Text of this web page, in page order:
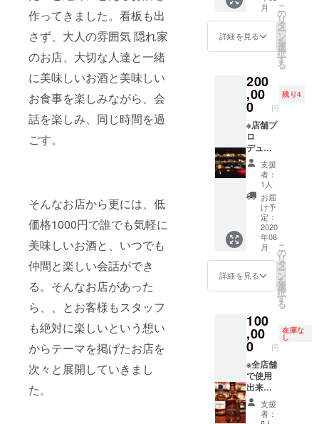
作ってきました。看板も出
さず、大人の雰囲気 隠れ家
のお店、大切な人達と一緒
に美味しいお酒と美味しい
お食事を楽しみながら、会
話を楽しみ、同じ時間を過
ごす。
そんなお店から更には、低
価格1000円で誰でも気軽に
美味しいお酒と、いつでも
仲間と楽しい会話ができ
る。そんなお店があった
ら、、とお客様もスタッフ
も絶対に楽しいという想い
からテーマを掲げたお店を
次々と展開していきまし
た。
が無い
よう
に、ど
さい。
た日(8
月中)〜
2021年
12月31
日
ス】隠
れ家
バーの
ウイス
キーボ
トルキ
－プ1本
(バー
デュー
ス、も
しくは
バー
デュー
ス別館
にて、
おすす
めウイ
スキー
を1本を
キ－プ
頂きま
す)キ－
プ期限
は最初
に飲ま
れた日
から1年
※【プラ
ス】代
表の山
月
詳細を見る
こ
の
リ
タ
ー
ン
を
選
択
す
る
200
,00
0 円
残り4
※店舗プ
ロ
デュー
ス、店
舗再
生、弊
社のモ
デル提
供な
ど、山
田が貴
方の現
在のお
店のブ
ラッ
シュ
プ、も
しくは
飲食店
やバー
の開業
を完全
にマン
ツーマ
ンで、
コンサ
支援
者：
1人
お届
け予
定：
2020
年08
月
詳細を見る
こ
の
リ
タ
ー
ン
を
選
択
す
る
100
,00
0 円
在庫な
し
※全店舗
で使用
出来る
110000
円分の
ご飲食
支援
者：